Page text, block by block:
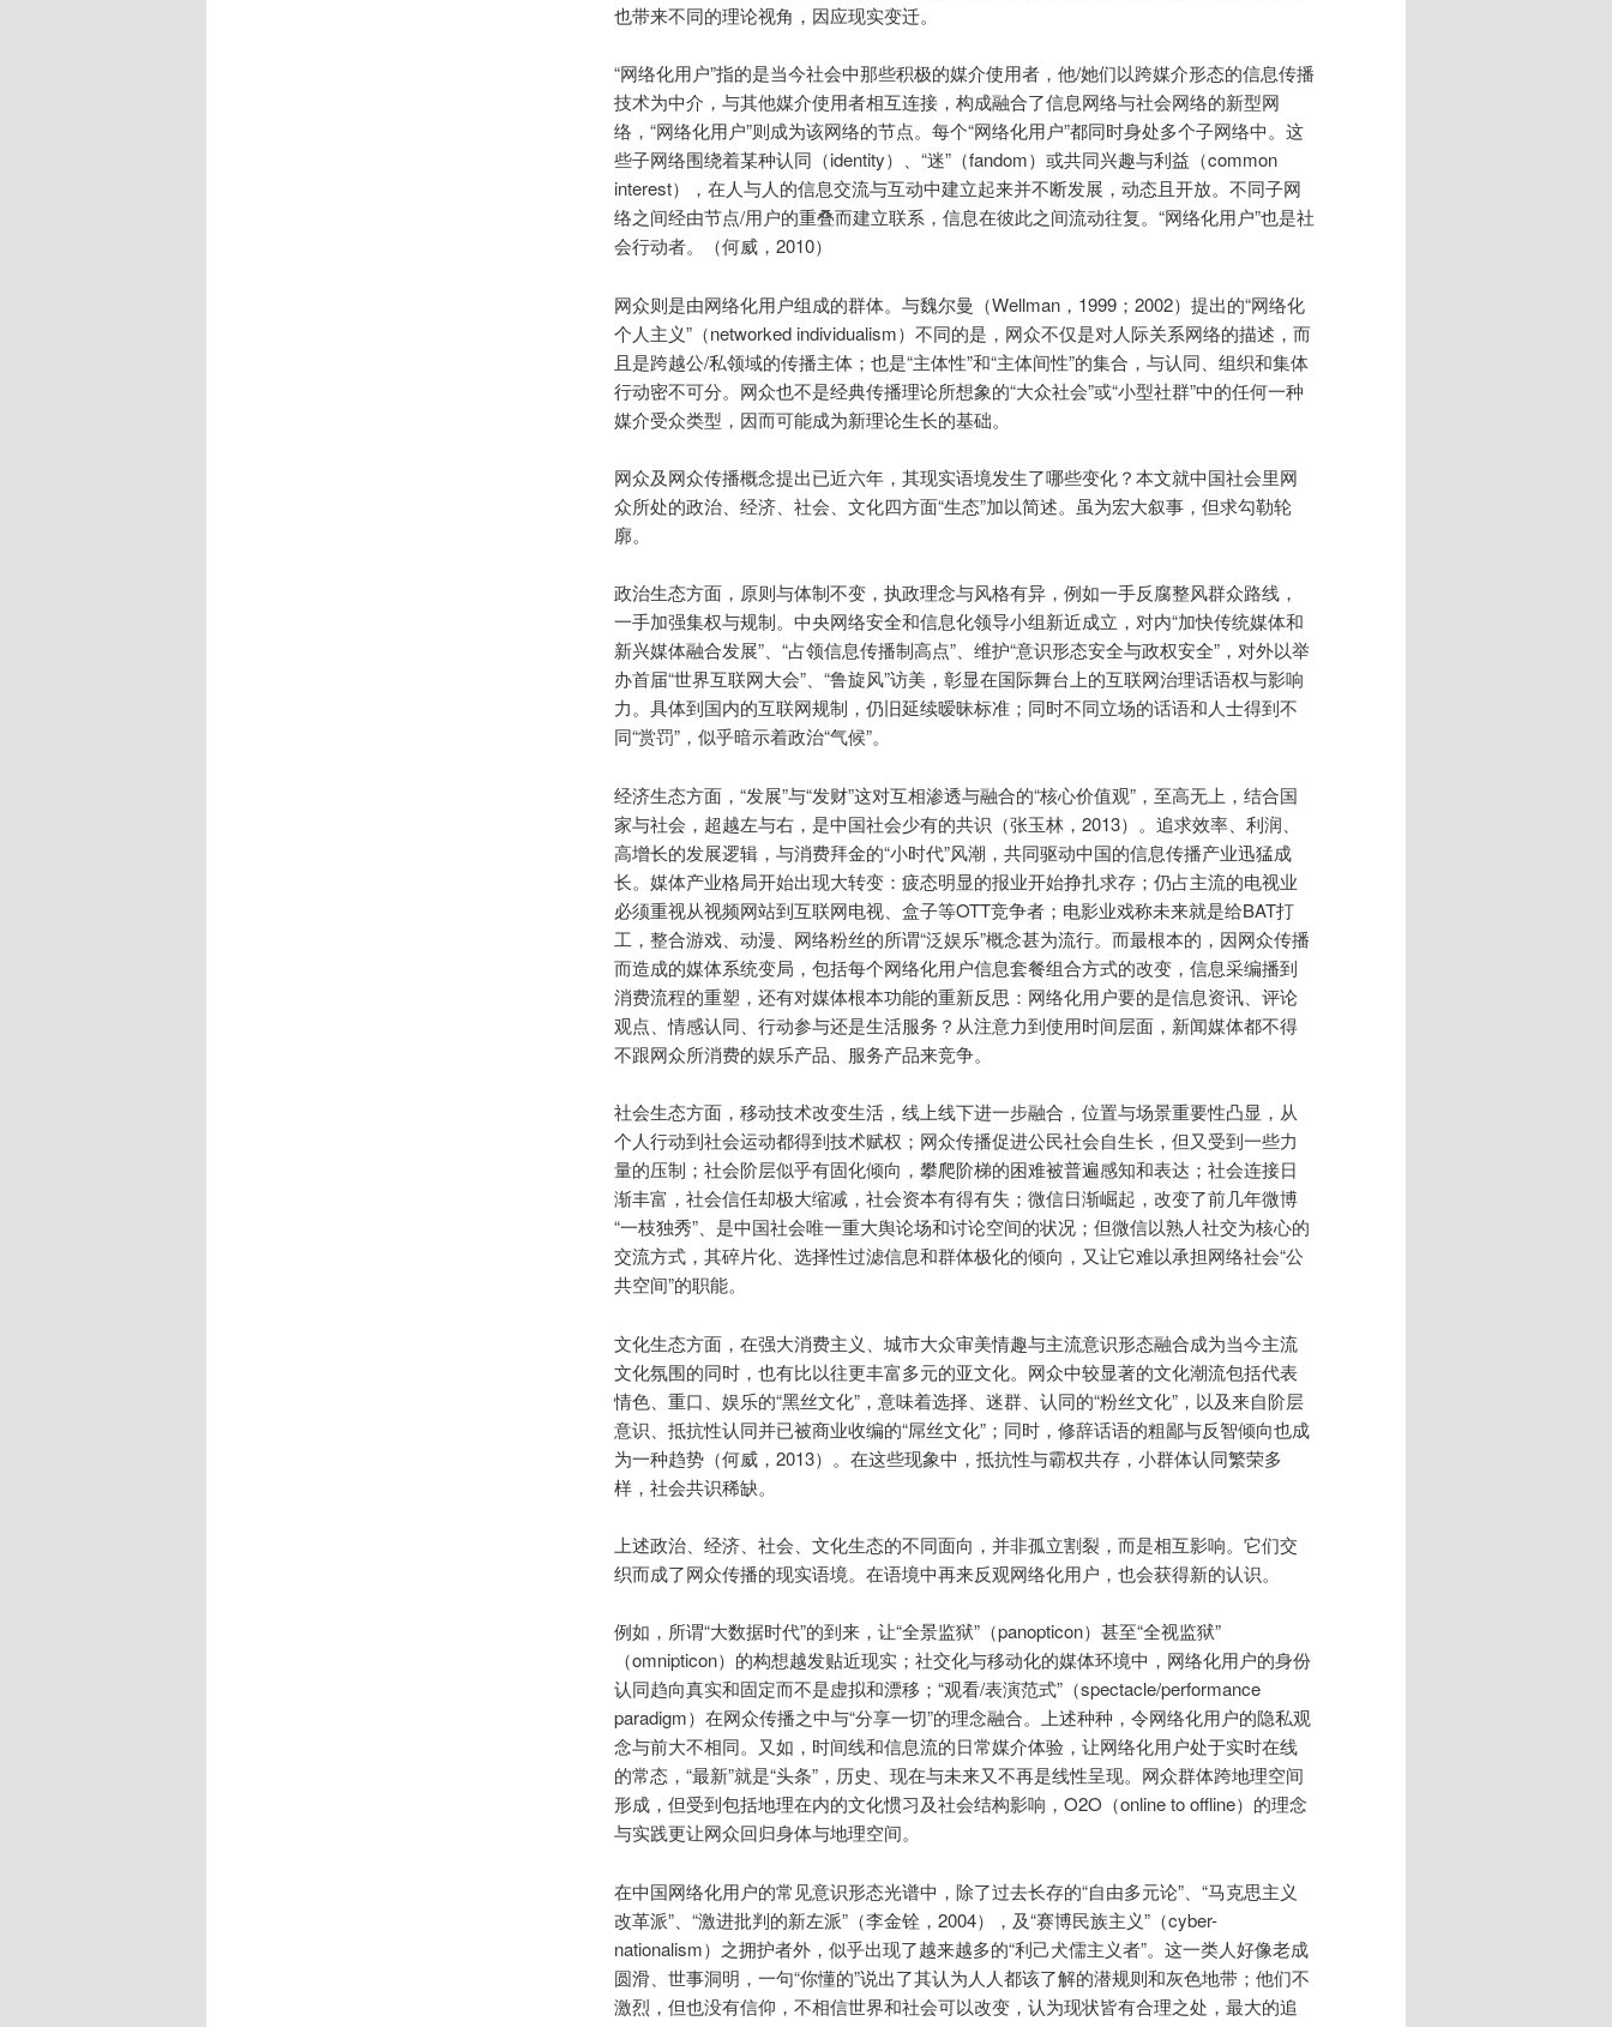
也带来不同的理论视角，因应现实变迁。
“网络化用户”指的是当今社会中那些积极的媒介使用者，他/她们以跨媒介形态的信息传播
技术为中介，与其他媒介使用者相互连接，构成融合了信息网络与社会网络的新型网
络，“网络化用户”则成为该网络的节点。每个“网络化用户”都同时身处多个子网络中。这
些子网络围绕着某种认同（identity）、“迷”（fandom）或共同兴趣与利益（common
interest），在人与人的信息交流与互动中建立起来并不断发展，动态且开放。不同子网
络之间经由节点/用户的重叠而建立联系，信息在彼此之间流动往复。“网络化用户”也是社
会行动者。（何威，2010）
网众则是由网络化用户组成的群体。与魏尔曼（Wellman，1999；2002）提出的“网络化
个人主义”（networked individualism）不同的是，网众不仅是对人际关系网络的描述，而
且是跨越公/私领域的传播主体；也是“主体性”和“主体间性”的集合，与认同、组织和集体
行动密不可分。网众也不是经典传播理论所想象的“大众社会”或“小型社群”中的任何一种
媒介受众类型，因而可能成为新理论生长的基础。
网众及网众传播概念提出已近六年，其现实语境发生了哪些变化？本文就中国社会里网
众所处的政治、经济、社会、文化四方面“生态”加以简述。虽为宏大叙事，但求勾勒轮
廓。
政治生态方面，原则与体制不变，执政理念与风格有异，例如一手反腐整风群众路线，
一手加强集权与规制。中央网络安全和信息化领导小组新近成立，对内“加快传统媒体和
新兴媒体融合发展”、“占领信息传播制高点”、维护“意识形态安全与政权安全”，对外以举
办首届“世界互联网大会”、“鲁旋风”访美，彰显在国际舞台上的互联网治理话语权与影响
力。具体到国内的互联网规制，仍旧延续暧昧标准；同时不同立场的话语和人士得到不
同“赏罚”，似乎暗示着政治“气候”。
经济生态方面，“发展”与“发财”这对互相渗透与融合的“核心价值观”，至高无上，结合国
家与社会，超越左与右，是中国社会少有的共识（张玉林，2013）。追求效率、利润、
高增长的发展逻辑，与消费拜金的“小时代”风潮，共同驱动中国的信息传播产业迅猛成
长。媒体产业格局开始出现大转变：疲态明显的报业开始挣扎求存；仍占主流的电视业
必须重视从视频网站到互联网电视、盒子等OTT竞争者；电影业戏称未来就是给BAT打
工，整合游戏、动漫、网络粉丝的所谓“泛娱乐”概念甚为流行。而最根本的，因网众传播
而造成的媒体系统变局，包括每个网络化用户信息套餐组合方式的改变，信息采编播到
消费流程的重塑，还有对媒体根本功能的重新反思：网络化用户要的是信息资讯、评论
观点、情感认同、行动参与还是生活服务？从注意力到使用时间层面，新闻媒体都不得
不跟网众所消费的娱乐产品、服务产品来竞争。
社会生态方面，移动技术改变生活，线上线下进一步融合，位置与场景重要性凸显，从
个人行动到社会运动都得到技术赋权；网众传播促进公民社会自生长，但又受到一些力
量的压制；社会阶层似乎有固化倾向，攀爬阶梯的困难被普遍感知和表达；社会连接日
渐丰富，社会信任却极大缩减，社会资本有得有失；微信日渐崛起，改变了前几年微博
“一枝独秀”、是中国社会唯一重大舆论场和讨论空间的状况；但微信以熟人社交为核心的
交流方式，其碎片化、选择性过滤信息和群体极化的倾向，又让它难以承担网络社会“公
共空间”的职能。
文化生态方面，在强大消费主义、城市大众审美情趣与主流意识形态融合成为当今主流
文化氛围的同时，也有比以往更丰富多元的亚文化。网众中较显著的文化潮流包括代表
情色、重口、娱乐的“黑丝文化”，意味着选择、迷群、认同的“粉丝文化”，以及来自阶层
意识、抵抗性认同并已被商业收编的“屌丝文化”；同时，修辞话语的粗鄙与反智倾向也成
为一种趋势（何威，2013）。在这些现象中，抵抗性与霸权共存，小群体认同繁荣多
样，社会共识稀缺。
上述政治、经济、社会、文化生态的不同面向，并非孤立割裂，而是相互影响。它们交
织而成了网众传播的现实语境。在语境中再来反观网络化用户，也会获得新的认识。
例如，所谓“大数据时代”的到来，让“全景监狱”（panopticon）甚至“全视监狱”
（omnipticon）的构想越发贴近现实；社交化与移动化的媒体环境中，网络化用户的身份
认同趋向真实和固定而不是虚拟和漂移；“观看/表演范式”（spectacle/performance
paradigm）在网众传播之中与“分享一切”的理念融合。上述种种，令网络化用户的隐私观
念与前大不相同。又如，时间线和信息流的日常媒介体验，让网络化用户处于实时在线
的常态，“最新”就是“头条”，历史、现在与未来又不再是线性呈现。网众群体跨地理空间
形成，但受到包括地理在内的文化惯习及社会结构影响，O2O（online to offline）的理念
与实践更让网众回归身体与地理空间。
在中国网络化用户的常见意识形态光谱中，除了过去长存的“自由多元论”、“马克思主义
改革派”、“激进批判的新左派”（李金铨，2004），及“赛博民族主义”（cyber-
nationalism）之拥护者外，似乎出现了越来越多的“利己犬儒主义者”。这一类人好像老成
圆滑、世事洞明，一句“你懂的”说出了其认为人人都该了解的潜规则和灰色地带；他们不
激烈，但也没有信仰，不相信世界和社会可以改变，认为现状皆有合理之处，最大的追